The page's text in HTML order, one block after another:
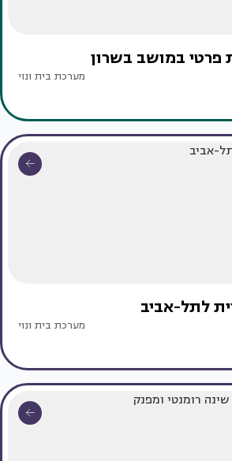
פרטי במושב בשרון
מערכת בית ונוי
לתל-אביב
מערכת בית ונוי